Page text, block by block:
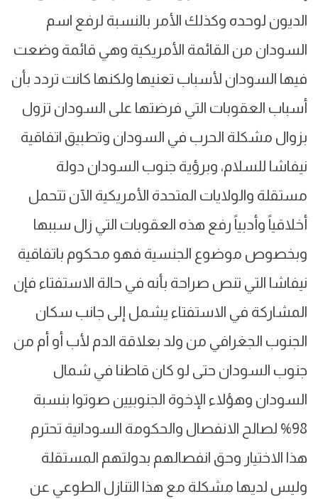
الديون لوحده وكذلك الأمر بالنسبة لرفع اسم
السودان من القائمة الأمريكية وهي قائمة وضعت
فيها السودان لأسباب تعنيها ولكنها كانت تردد بأن
أسباب العقوبات التي فرضتها على السودان تزول
بزوال مشكلة الحرب في السودان وتطبيق اتفاقية
نيفاشا للسلام، وبرؤية جنوب السودان دولة
مستقلة والولايات المتحدة الأمريكية الآن تتحمل
أخلاقياً وأدبياً رفع هذه العقوبات التي زال سببها
وبخصوص موضوع الجنسية فهو محكوم باتفاقية
نيفاشا التي تنص صراحة بأنه في حالة الاستفتاء فإن
المشاركة في الاستفتاء يشمل إلى جانب سكان
الجنوب الجغرافي من ولد بعلاقة الدم لأب أو أم من
جنوب السودان حتى لو كان قاطنا في شمال
السودان وهؤلاء الإخوة الجنوبيين صوتوا بنسبة
98% لصالح الانفصال والحكومة السودانية تحترم
هذا الاختيار وحق انفصالهم بدولتهم المستقلة
وليس لديها مشكلة مع هذا التنازل الطوعي عن